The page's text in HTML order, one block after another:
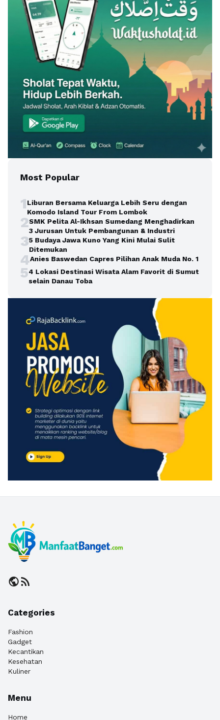
Most Popular
1Liburan Bersama Keluarga Lebih Seru dengan
Komodo Island Tour From Lombok
2SMK Pelita Al-Ikhsan Sumedang Menghadirkan
3 Jurusan Untuk Pembangunan & Industri
35 Budaya Jawa Kuno Yang Kini Mulai Sulit
Ditemukan
4Anies Baswedan Capres Pilihan Anak Muda No. 1
54 Lokasi Destinasi Wisata Alam Favorit di Sumut
selain Danau Toba
publicrss_feed
Categories
Fashion
Gadget
Kecantikan
Kesehatan
Kuliner
Menu
Home